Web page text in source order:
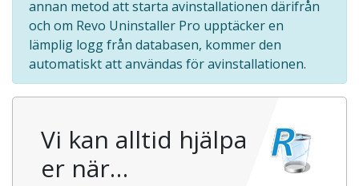
annan metod att starta avinstallationen därifrån
och om Revo Uninstaller Pro upptäcker en
lämplig logg från databasen, kommer den
automatiskt att användas för avinstallationen.
Vi kan alltid hjälpa
er när…